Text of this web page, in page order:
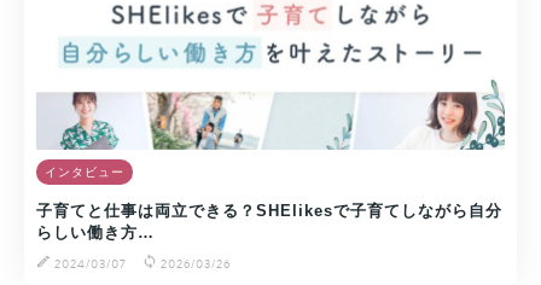
インタビュー
子育てと仕事は両立できる？SHElikesで子育てしながら自分
らしい働き方…
2024/03/07
2026/03/26